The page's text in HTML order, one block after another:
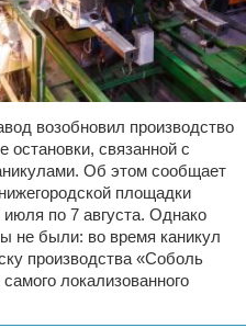
возобновил производство
остановки, связанной с
Об этом сообщает
площадки
по 7 августа. Однако
не были: во время каникул
производства «Соболь
локализованного